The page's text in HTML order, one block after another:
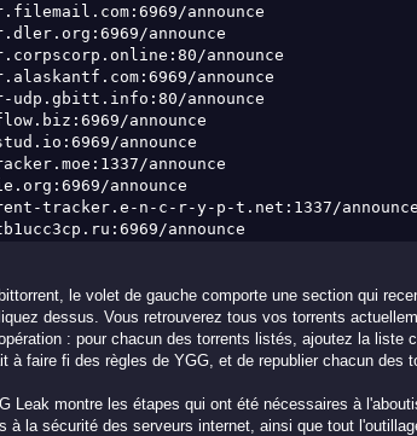
announce
announce
announce
announce
udp.gbitt.info:80/announce
announce
announce
announce
announce
tracker.e-n-c-r-y-p-t.net:1337/
announce
le volet de gauche comporte une section qui
dessus. Vous retrouverez tous vos torrents
: pour chacun des torrents listés, ajoutez la liste
à faire fi des règles de YGG, et de republier chacun des
Leak montre les étapes qui ont été nécessaires à
à la sécurité des serveurs internet, ainsi que tout